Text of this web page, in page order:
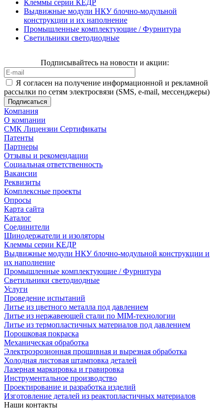
Клеммы серии КЕДР
Выдвижные модули НКУ блочно-модульной
конструкции и их наполнение
Промышленные комплектующие / Фурнитура
Светильники светодиодные
Подписывайтесь на новости и акции:
Я согласен на получение информационной и рекламной
рассылки по сетям электросвязи (SMS, e-mail, мессенджеры)
Компания
О компании
СМК Лицензии Сертификаты
Патенты
Партнеры
Отзывы и рекомендации
Социальная ответственность
Вакансии
Реквизиты
Комплексные проекты
Опросы
Карта сайта
Каталог
Соединители
Шинодержатели и изоляторы
Клеммы серии КЕДР
Выдвижные модули НКУ блочно-модульной конструкции и
их наполнение
Промышленные комплектующие / Фурнитура
Светильники светодиодные
Услуги
Проведение испытаний
Литье из цветного металла под давлением
Литье из нержавеющей стали по MIM-технологии
Литье из термопластичных материалов под давлением
Порошковая покраска
Механическая обработка
Электроэрозионная прошивная и вырезная обработка
Холодная листовая штамповка деталей
Лазерная маркировка и гравировка
Инструментальное производство
Проектирование и разработка изделий
Изготовление деталей из реактопластичных материалов
Наши контакты